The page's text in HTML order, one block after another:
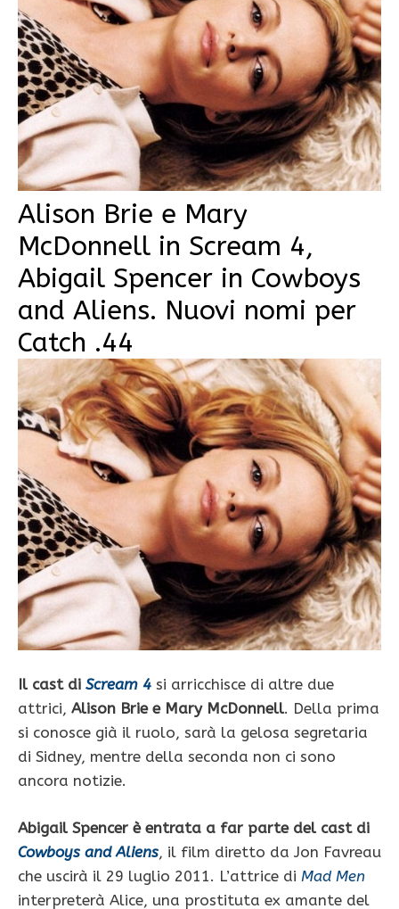
Alison Brie e Mary
McDonnell in Scream 4,
Abigail Spencer in Cowboys
and Aliens. Nuovi nomi per
Catch .44
Il cast di Scream 4 si arricchisce di altre due
attrici, Alison Brie e Mary McDonnell. Della prima
si conosce già il ruolo, sarà la gelosa segretaria
di Sidney, mentre della seconda non ci sono
ancora notizie.
Abigail Spencer è entrata a far parte del cast di
Cowboys and Aliens, il film diretto da Jon Favreau
che uscirà il 29 luglio 2011. L’attrice di Mad Men
interpreterà Alice, una prostituta ex amante del